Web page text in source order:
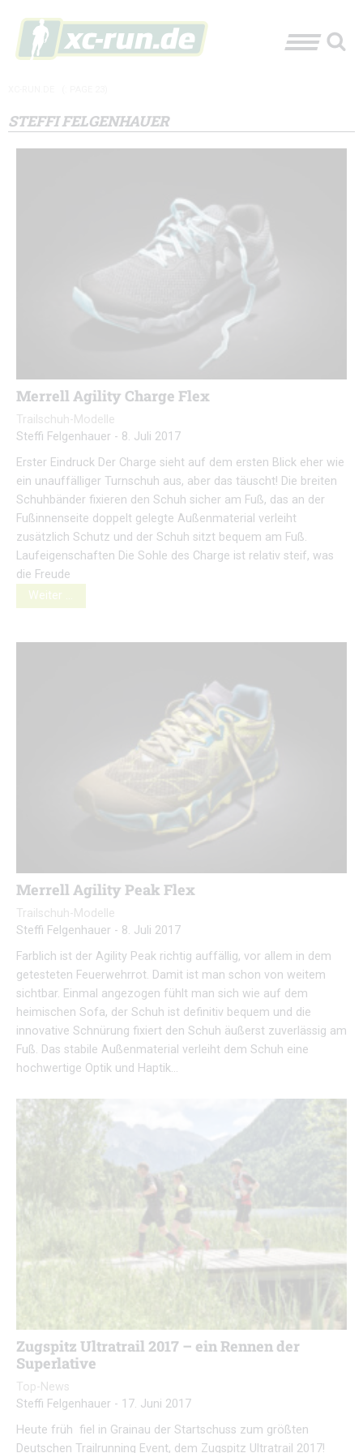
STEFFI FELGENHAUER
Merrell Agility Charge Flex
Trailschuh-Modelle
Steffi Felgenhauer - 8. Juli 2017
Erster Eindruck Der Charge sieht auf dem ersten Blick eher wie
ein unauffälliger Turnschuh aus, aber das täuscht! Die breiten
Schuhbänder fixieren den Schuh sicher am Fuß, das an der
Fußinnenseite doppelt gelegte Außenmaterial verleiht
zusätzlich Schutz und der Schuh sitzt bequem am Fuß.
Laufeigenschaften Die Sohle des Charge ist relativ steif, was
die Freude
Weiter …
Merrell Agility Peak Flex
Trailschuh-Modelle
Steffi Felgenhauer - 8. Juli 2017
Farblich ist der Agility Peak richtig auffällig, vor allem in dem
getesteten Feuerwehrrot. Damit ist man schon von weitem
sichtbar. Einmal angezogen fühlt man sich wie auf dem
heimischen Sofa, der Schuh ist definitiv bequem und die
innovative Schnürung fixiert den Schuh äußerst zuverlässig am
Fuß. Das stabile Außenmaterial verleiht dem Schuh eine
hochwertige Optik und Haptik…
Zugspitz Ultratrail 2017 – ein Rennen der
Superlative
Top-News
Steffi Felgenhauer - 17. Juni 2017
Heute früh fiel in Grainau der Startschuss zum größten
Deutschen Trailrunning Event, dem Zugspitz Ultratrail 2017!